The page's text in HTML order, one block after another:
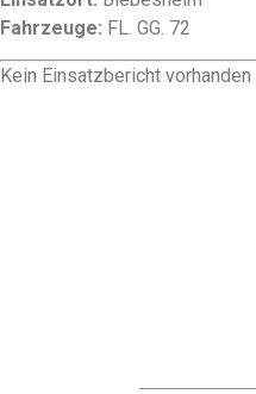
Fahrzeuge: FL. GG. 72
Kein Einsatzbericht vorhanden